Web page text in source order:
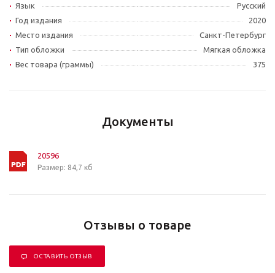
Язык
Русский
Год издания
2020
Место издания
Санкт-Петербург
Тип обложки
Мягкая обложка
Вес товара (граммы)
375
Документы
20596
Размер: 84,7 кб
Отзывы о товаре
ОСТАВИТЬ ОТЗЫВ